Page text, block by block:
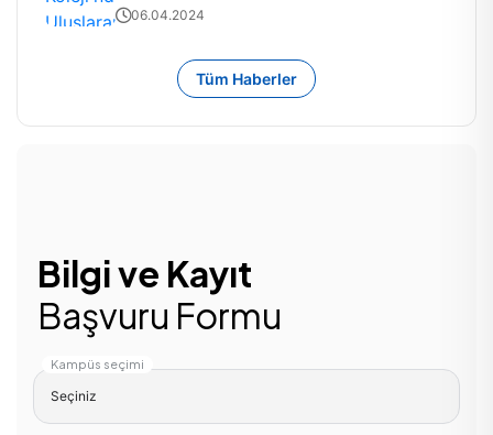
06.04.2024
Tüm Haberler
Bilgi ve Kayıt
Başvuru Formu
Kampüs seçimi